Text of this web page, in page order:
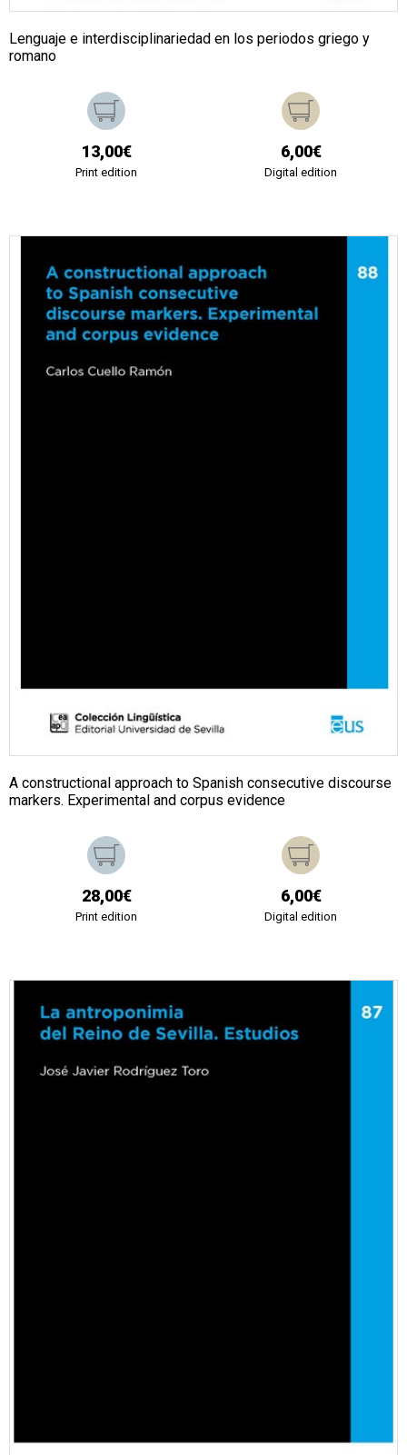
Lenguaje e interdisciplinariedad en los periodos griego y
romano
13,00€
Print edition
6,00€
Digital edition
A constructional approach to Spanish consecutive discourse
markers. Experimental and corpus evidence
28,00€
Print edition
6,00€
Digital edition